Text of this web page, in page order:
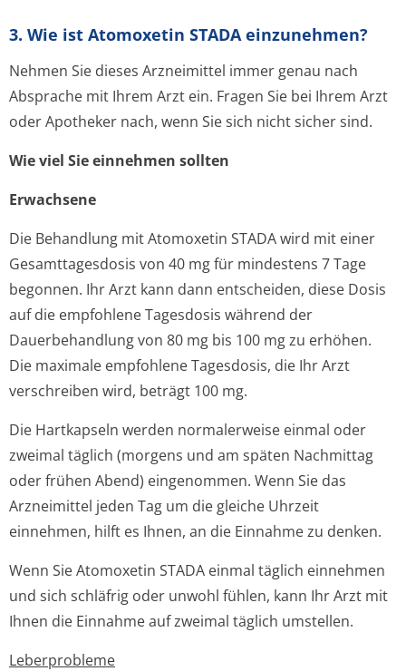
3. Wie ist Atomoxetin STADA einzunehmen?
Nehmen Sie dieses Arzneimittel immer genau nach
Absprache mit Ihrem Arzt ein. Fragen Sie bei Ihrem Arzt
oder Apotheker nach, wenn Sie sich nicht sicher sind.
Wie viel Sie einnehmen sollten
Erwachsene
Die Behandlung mit Atomoxetin STADA wird mit einer
Gesamttagesdosis von 40 mg für mindestens 7 Tage
begonnen. Ihr Arzt kann dann entscheiden, diese Dosis
auf die empfohlene Tagesdosis während der
Dauerbehandlung von 80 mg bis 100 mg zu erhöhen.
Die maximale empfohlene Tagesdosis, die Ihr Arzt
verschreiben wird, beträgt 100 mg.
Die Hartkapseln werden normalerweise einmal oder
zweimal täglich (morgens und am späten Nachmittag
oder frühen Abend) eingenommen. Wenn Sie das
Arzneimittel jeden Tag um die gleiche Uhrzeit
einnehmen, hilft es Ihnen, an die Einnahme zu denken.
Wenn Sie Atomoxetin STADA einmal täglich einnehmen
und sich schläfrig oder unwohl fühlen, kann Ihr Arzt mit
Ihnen die Einnahme auf zweimal täglich umstellen.
Leberprobleme